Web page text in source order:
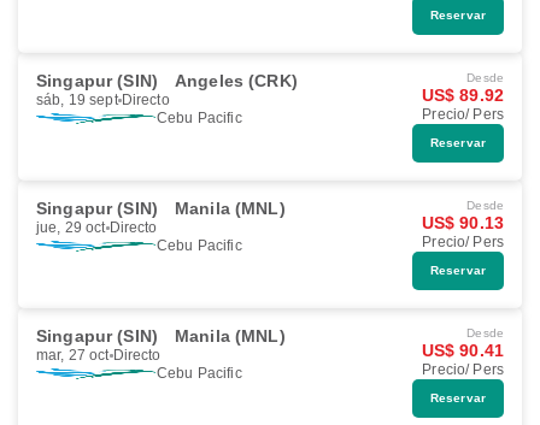
Reservar
Singapur (SIN) Angeles (CRK)
sáb, 19 sept Directo
Cebu Pacific
Desde
US$ 89.92
Precio/ Pers
Reservar
Singapur (SIN) Manila (MNL)
jue, 29 oct Directo
Cebu Pacific
Desde
US$ 90.13
Precio/ Pers
Reservar
Singapur (SIN) Manila (MNL)
mar, 27 oct Directo
Cebu Pacific
Desde
US$ 90.41
Precio/ Pers
Reservar